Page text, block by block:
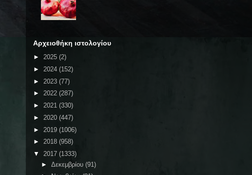
Αρχειοθήκη ιστολογίου
► 2025 (2)
► 2024 (152)
► 2023 (77)
► 2022 (287)
► 2021 (330)
► 2020 (447)
► 2019 (1006)
► 2018 (958)
▼ 2017 (1333)
► Δεκεμβρίου (91)